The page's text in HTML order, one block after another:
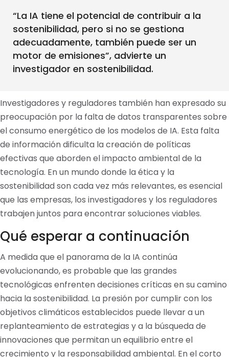
“La IA tiene el potencial de contribuir a la
sostenibilidad, pero si no se gestiona
adecuadamente, también puede ser un
motor de emisiones”, advierte un
investigador en sostenibilidad.
Investigadores y reguladores también han expresado su
preocupación por la falta de datos transparentes sobre
el consumo energético de los modelos de IA. Esta falta
de información dificulta la creación de políticas
efectivas que aborden el impacto ambiental de la
tecnología. En un mundo donde la ética y la
sostenibilidad son cada vez más relevantes, es esencial
que las empresas, los investigadores y los reguladores
trabajen juntos para encontrar soluciones viables.
Qué esperar a continuación
A medida que el panorama de la IA continúa
evolucionando, es probable que las grandes
tecnológicas enfrenten decisiones críticas en su camino
hacia la sostenibilidad. La presión por cumplir con los
objetivos climáticos establecidos puede llevar a un
replanteamiento de estrategias y a la búsqueda de
innovaciones que permitan un equilibrio entre el
crecimiento y la responsabilidad ambiental. En el corto